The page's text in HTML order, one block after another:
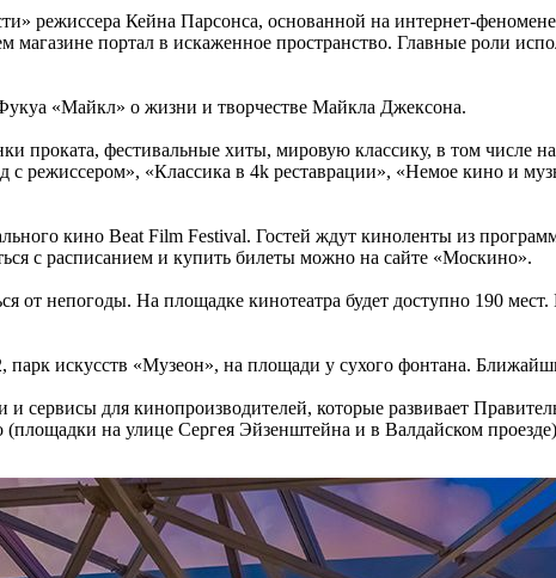
режиссера Кейна Парсонса, основанной на интернет-
магазине портал в искаженное пространство. Главные роли
«Майкл» о жизни и творчестве Майкла Джексона.
проката, фестивальные хиты, мировую классику, в том числе
режиссером», «Классика в 4k реставрации», «Немое кино и
кино Beat Film Festival. Гостей ждут киноленты из
с расписанием и купить билеты можно на сайте «Москино».
от непогоды. На площадке кинотеатра будет доступно 190
искусств «Музеон», на площади у сухого фонтана.
сервисы для кинопроизводителей, которые развивает
на улице Сергея Эйзенштейна и в Валдайском